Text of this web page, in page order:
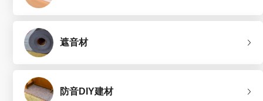
遮音材
防音DIY建材